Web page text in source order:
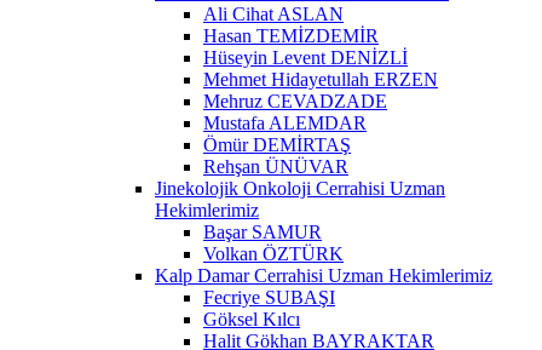
Ali Cihat ASLAN
Hasan TEMİZDEMİR
Hüseyin Levent DENİZLİ
Mehmet Hidayetullah ERZEN
Mehruz CEVADZADE
Mustafa ALEMDAR
Ömür DEMİRTAŞ
Rehşan ÜNÜVAR
Jinekolojik Onkoloji Cerrahisi Uzman
Hekimlerimiz
Başar SAMUR
Volkan ÖZTÜRK
Kalp Damar Cerrahisi Uzman Hekimlerimiz
Fecriye SUBAŞI
Göksel Kılcı
Halit Gökhan BAYRAKTAR